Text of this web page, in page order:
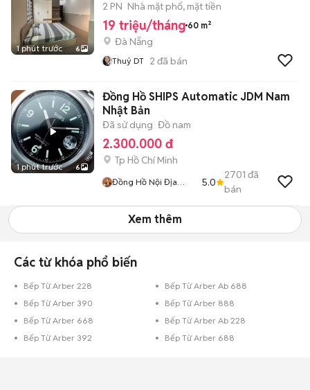
1 phút trước 6
THẤT
2 PN Nhà mặt phố, mặt tiền
19 triệu/tháng 60 m²
Đà Nẵng
Thuỷ DT 2 đã bán
1 phút trước 6
Đồng Hồ SHIPS Automatic JDM Nam
Nhật Bản
Đã sử dụng Đồ nam
2.300.000 đ
Tp Hồ Chí Minh
Đồng Hồ Nội Địa
5.0
2701 đã
bán
Xem thêm
Các từ khóa phổ biến
Bếp Từ Arber 228
Bếp Từ Arber Ab 688
Bếp Từ Arber 390
Bếp Từ Arber 888
Bếp Từ Arber 668
Bếp Từ Arber Ab 228
Bếp Từ Arber 392
Bếp Từ Arber 688